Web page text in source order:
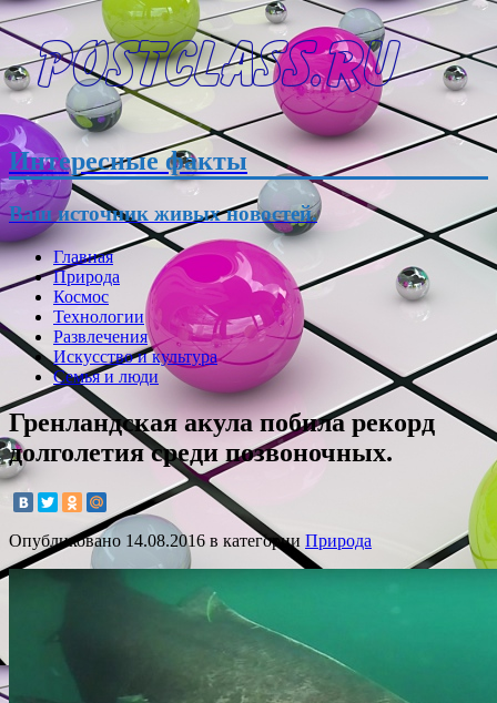
Интересные факты
Ваш источник живых новостей.
Главная
Природа
Космос
Технологии
Развлечения
Искусство и культура
Семья и люди
Гренландская акула побила рекорд
долголетия среди позвоночных.
Опубликовано 14.08.2016 в категории Природа